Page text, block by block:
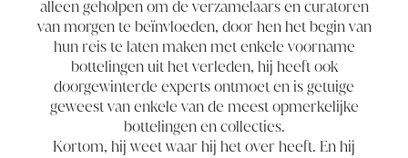
alleen geholpen om de verzamelaars en curatoren
van morgen te beïnvloeden, door hen het begin van
hun reis te laten maken met enkele voorname
bottelingen uit het verleden, hij heeft ook
doorgewinterde experts ontmoet en is getuige
geweest van enkele van de meest opmerkelijke
bottelingen en collecties.
Kortom, hij weet waar hij het over heeft. En hij